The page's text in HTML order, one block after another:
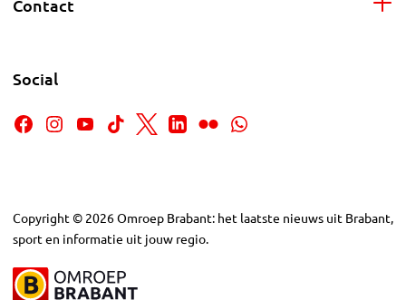
Contact
Social
Copyright © 2026Omroep Brabant: het laatste nieuws uit Brabant,
sport en informatie uit jouw regio.